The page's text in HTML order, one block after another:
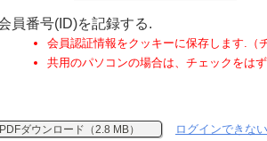
員番号(ID)を記録する.
会員認証情報をクッキーに保存します.（
共用のパソコンの場合は、チェックをは
PDFダウンロード（2.8 MB）
ログインできな